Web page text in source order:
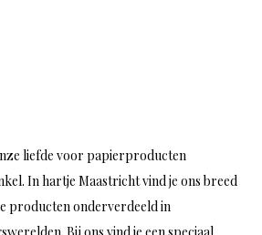
liefde voor papierproducten
In hartje Maastricht vind je ons breed
producten onderverdeeld in